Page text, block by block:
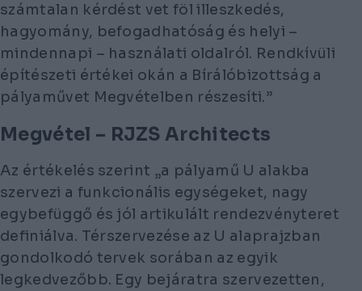
számtalan kérdést vet föl illeszkedés,
hagyomány, befogadhatóság és helyi –
mindennapi – használati oldalról. Rendkívüli
építészeti értékei okán a Bírálóbizottság a
pályaművet Megvételben részesíti.”
Megvétel – RJZS Architects
Az értékelés szerint „a pályamű U alakba
szervezi a funkcionális egységeket, nagy
egybefüggő és jól artikulált rendezvényteret
definiálva. Térszervezése az U alaprajzban
gondolkodó tervek sorában az egyik
legkedvezőbb. Egy bejáratra szervezetten,